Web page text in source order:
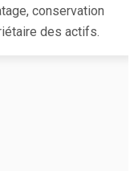
conservation
des actifs.